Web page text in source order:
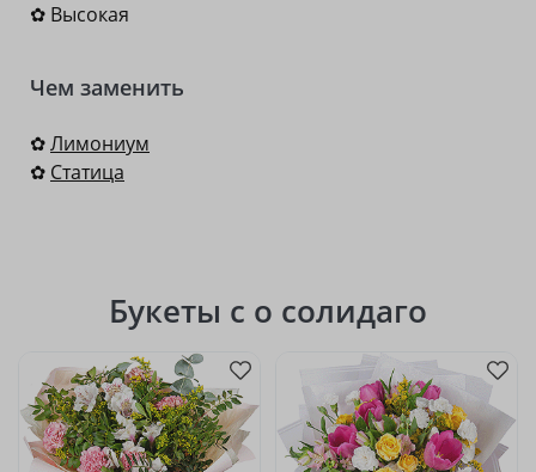
✿ Высокая
Чем заменить
✿Лимониум
✿ Статица
Букеты с о солидаго